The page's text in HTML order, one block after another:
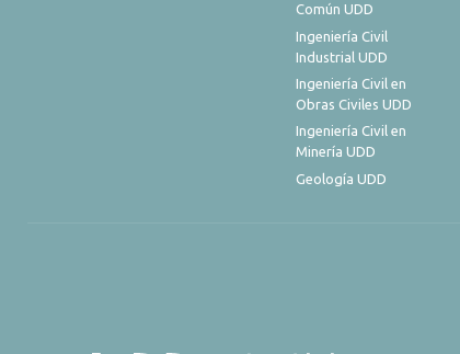
Común UDD
Ingeniería Civil
Industrial UDD
Ingeniería Civil en
Obras Civiles UDD
Ingeniería Civil en
Minería UDD
Geología UDD